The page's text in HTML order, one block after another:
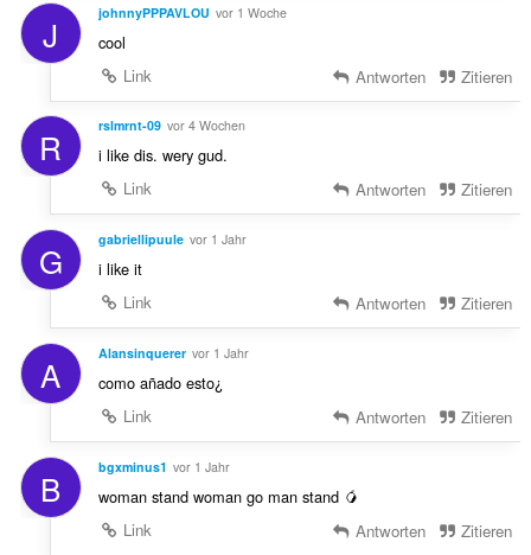
J johnnyPPPAVLOU vor 1 Woche
cool
Link
Antworten Zitieren
R rslmrnt-09 vor 4 Wochen
i like dis. wery gud.
Link
Antworten Zitieren
G gabriellipuule vor 1 Jahr
i like it
Link
Antworten Zitieren
A Alansinquerer vor 1 Jahr
como añado esto¿
Link
Antworten Zitieren
B bgxminus1 vor 1 Jahr
woman stand woman go man stand 🥭
Link
Antworten Zitieren